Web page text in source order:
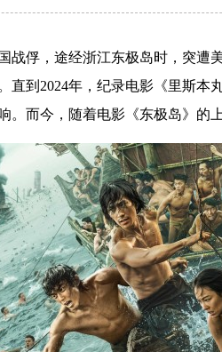
战俘，途经浙江东极岛时，突
直到2024年，纪录电影《里斯本
而今，随着电影《东极岛》的